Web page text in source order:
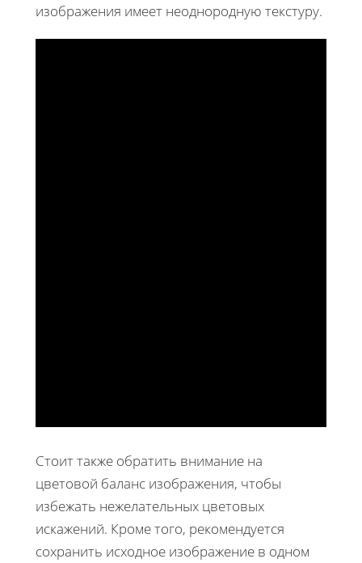
изображения имеет неоднородную текстуру.
Стоит также обратить внимание на
цветовой баланс изображения, чтобы
избежать нежелательных цветовых
искажений. Кроме того, рекомендуется
сохранить исходное изображение в одном